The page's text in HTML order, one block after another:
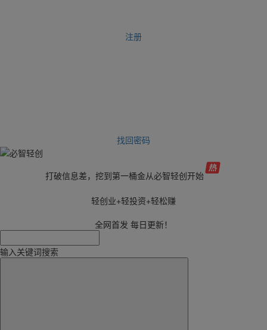
注册
找回密码
打破信息差，挖到第一桶金从必智轻创开始
轻创业+轻投资+轻松赚
全网首发 每日更新！
输入关键词搜索